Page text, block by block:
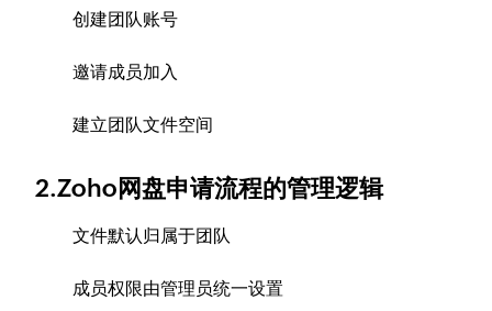
创建团队账号
邀请成员加入
建立团队文件空间
2.Zoho网盘申请流程的管理逻辑
文件默认归属于团队
成员权限由管理员统一设置